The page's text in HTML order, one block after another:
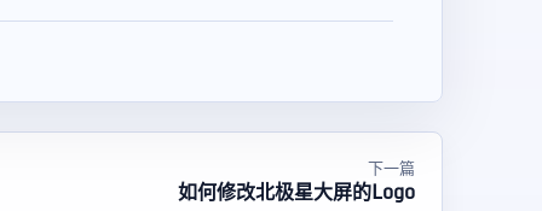
下一篇
如何修改北极星大屏的Logo